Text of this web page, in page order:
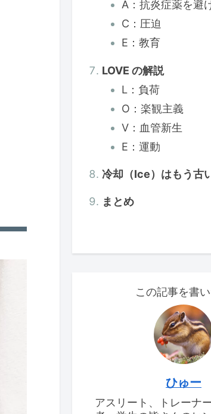
A：抗炎症薬を避
C：圧迫
E：教育
LOVE の解説
L：負荷
O：楽観主義
V：血管新生
E：運動
冷却（Ice）はもう古
まとめ
この記事を書
ひゅー
アスリート、トレーナ